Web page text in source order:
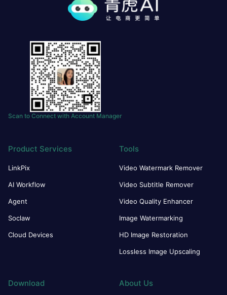
Scan to Connect with Account Manager
Product Services
LinkPix
AI Workflow
Agent
Soclaw
Cloud Devices
Tools
Video Watermark Remover
Video Subtitle Remover
Video Quality Enhancer
Image Watermarking
HD Image Restoration
Lossless Image Upscaling
Download About Us